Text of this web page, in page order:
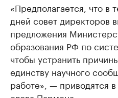
«Предполагается, что в
дней совет директоров
предложения
образования РФ по
чтобы устранить
единству научного
работе», — приводятся в